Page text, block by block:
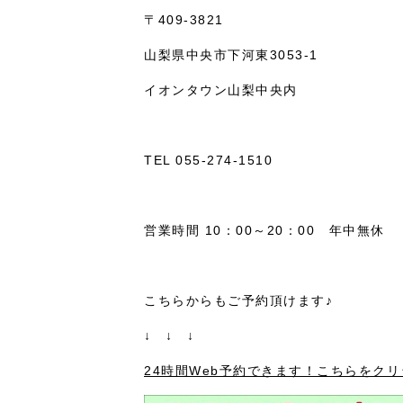
〒409-3821
山梨県中央市下河東3053-1
イオンタウン山梨中央内
TEL 055-274-1510
営業時間 10：00～20：00 年中無休
こちらからもご予約頂けます♪
↓ ↓ ↓
24時間Web予約できます！こちらをクリ